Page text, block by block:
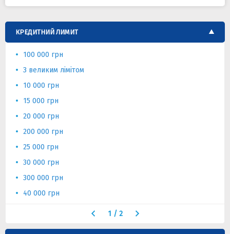
КРЕДИТНИЙ ЛИМИТ
100 000 грн
З великим лімітом
10 000 грн
15 000 грн
20 000 грн
200 000 грн
25 000 грн
30 000 грн
300 000 грн
40 000 грн
1 / 2